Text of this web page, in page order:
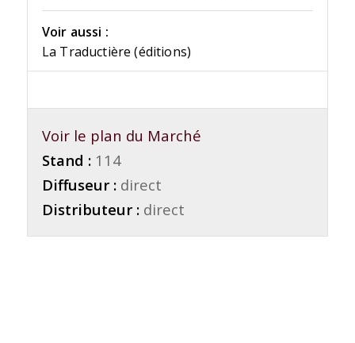
Voir aussi :
La Traductière (éditions)
Voir le plan du Marché
Stand : 114
Diffuseur : direct
Distributeur : direct